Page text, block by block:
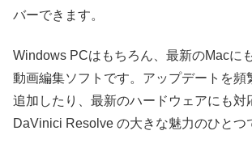
バーできます。
Windows PCはもちろん、最新のMacに
動画編集ソフトです。アップデートを頻
追加したり、最新のハードウェアにも対
DaVinici Resolve の大きな魅力のひとつ